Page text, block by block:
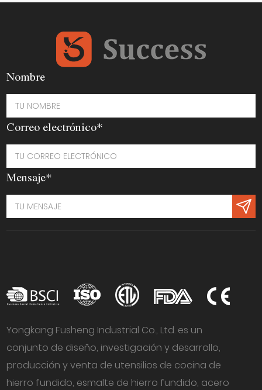
Nombre
Correo electrónico*
Mensaje*
Yongkang Fusheng Industrial Co., Ltd. es un
conjunto de diseño, investigación y desarrollo,
producción y venta de utensilios de cocina de
hierro fundido, esmalte de hierro fundido, acero